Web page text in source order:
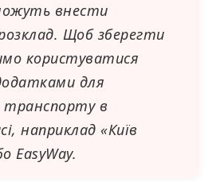
внести
Щоб зберегти
користуватися
для
транспорту в
наприклад «Київ
EasyWay.